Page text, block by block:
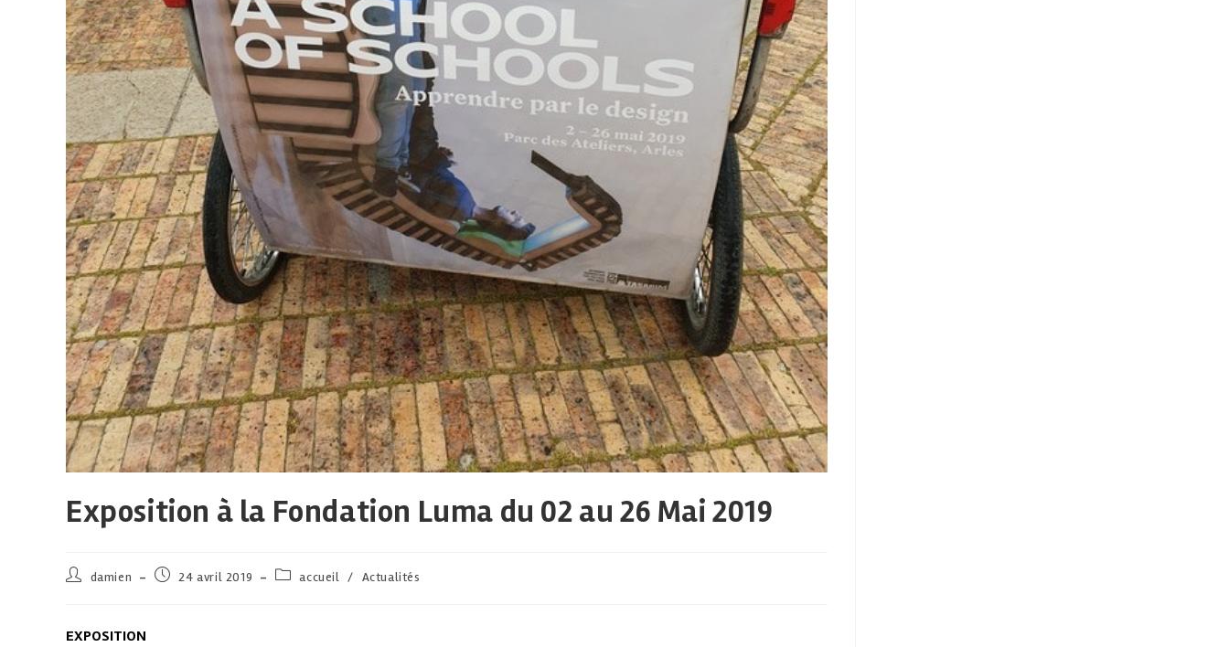
Exposition à la Fondation Luma du 02 au 26 Mai 2019
damien 24 avril 2019 accueil / Actualités
EXPOSITION